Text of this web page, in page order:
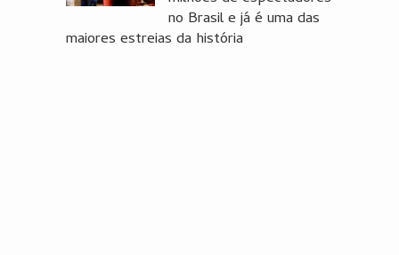
no Brasil e já é uma das
maiores estreias da história